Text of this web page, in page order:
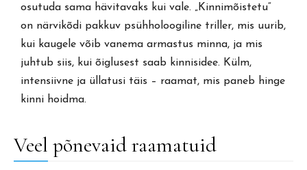
osutuda sama hävitavaks kui vale. „Kinnimõistetu“
on närvikõdi pakkuv psühholoogiline triller, mis uurib,
kui kaugele võib vanema armastus minna, ja mis
juhtub siis, kui õiglusest saab kinnisidee. Külm,
intensiivne ja üllatusi täis – raamat, mis paneb hinge
kinni hoidma.
Veel põnevaid raamatuid